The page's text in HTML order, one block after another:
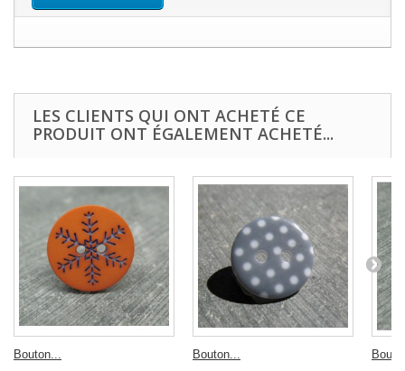
LES CLIENTS QUI ONT ACHETÉ CE
PRODUIT ONT ÉGALEMENT ACHETÉ...
Bouton...
Bouton...